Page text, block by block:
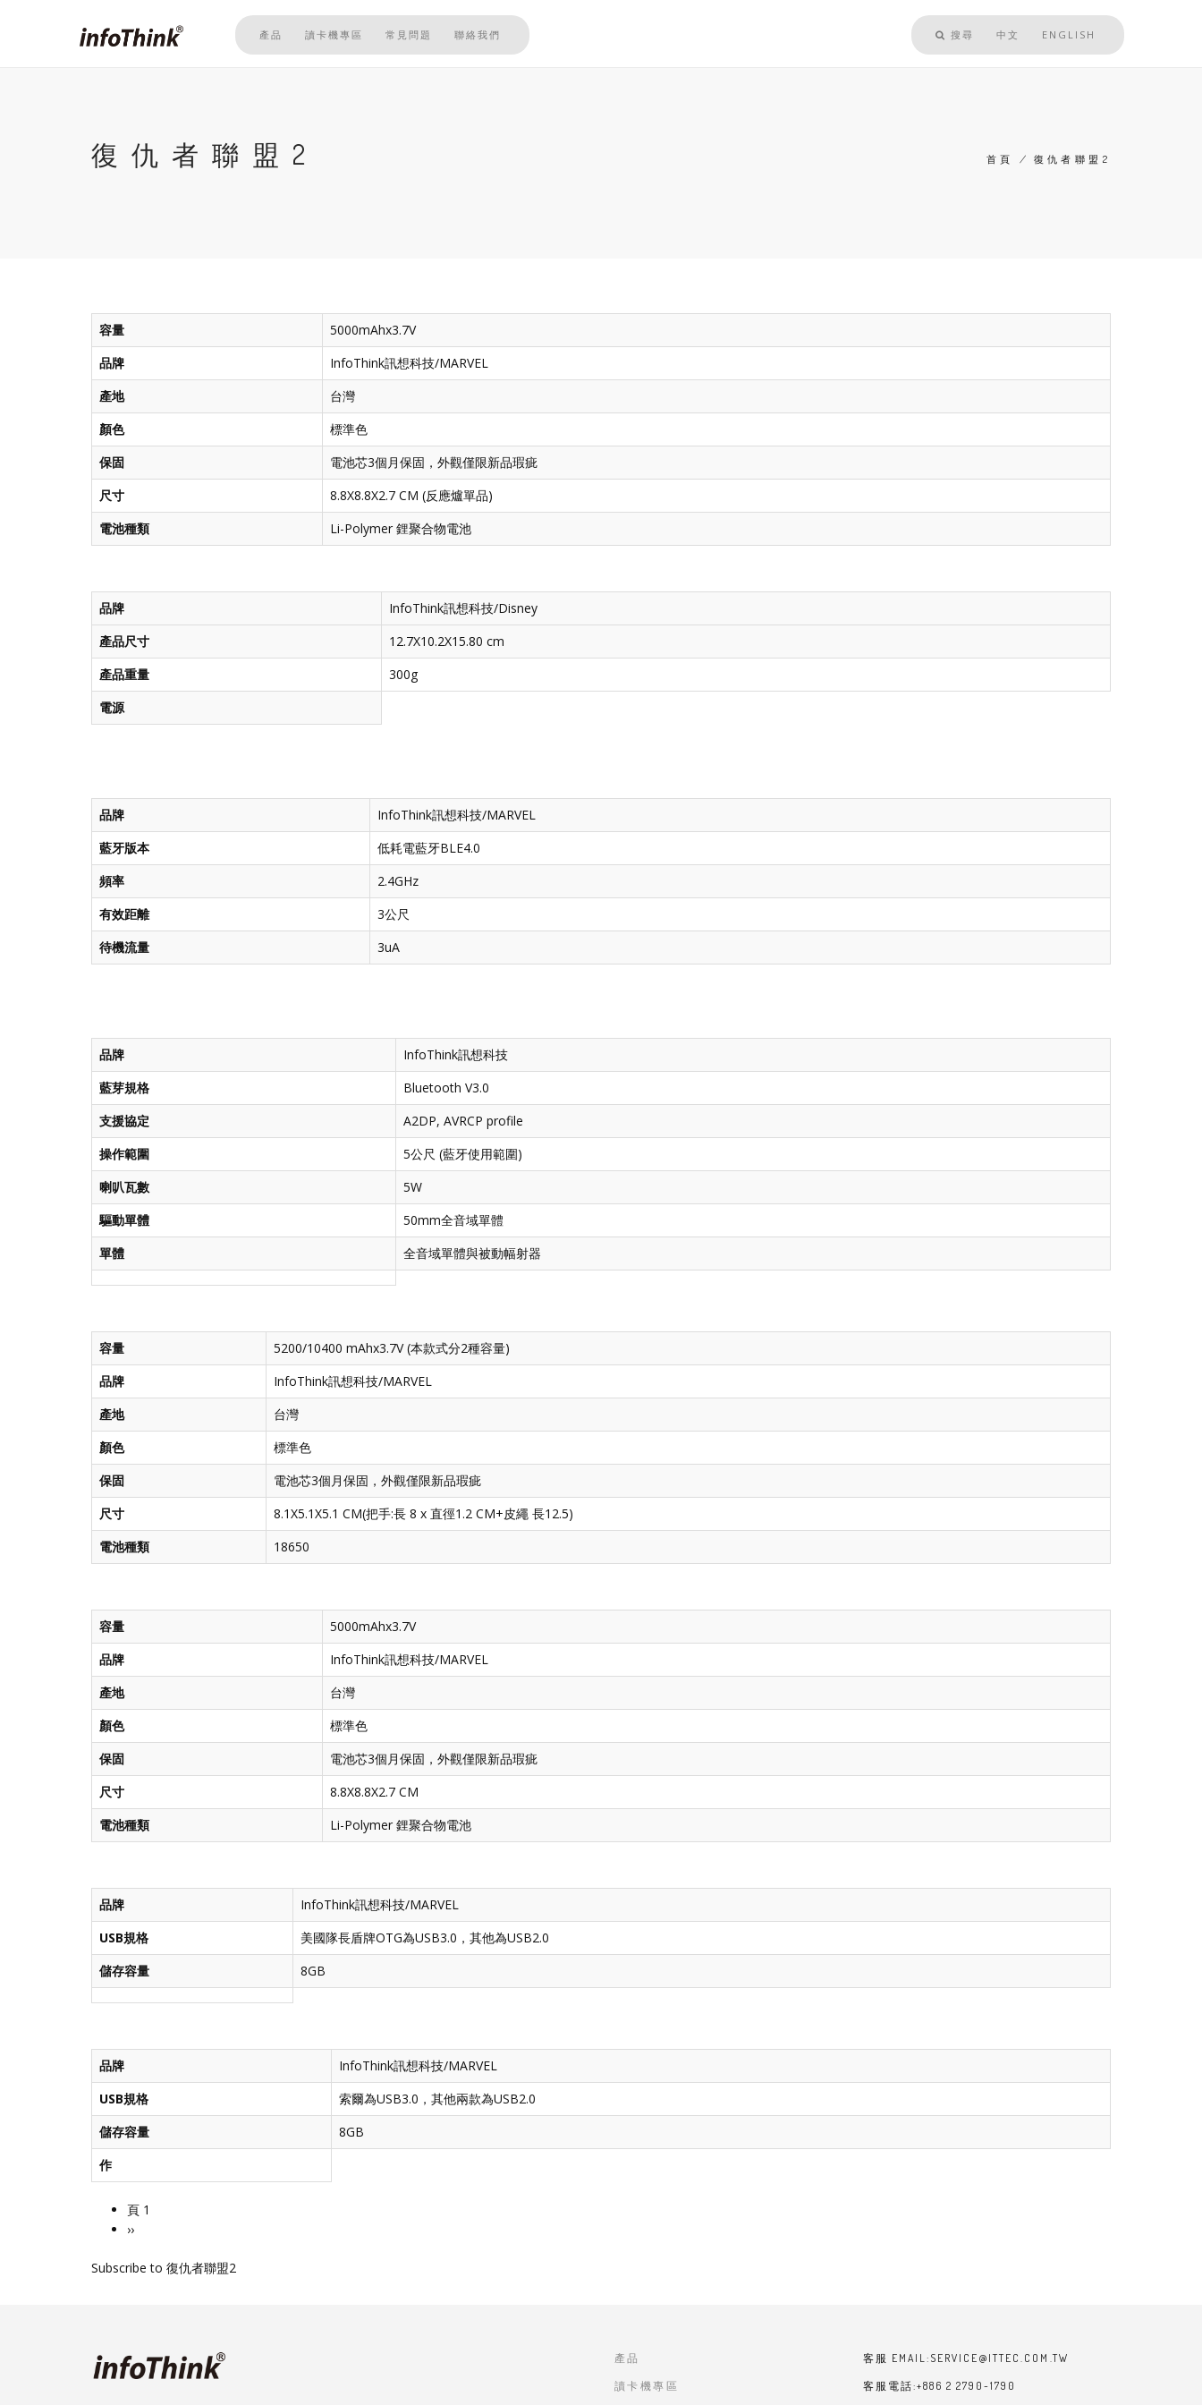
產品 讀卡機專區 常見問題 聯絡我們 搜尋 中文 ENGLISH
復仇者聯盟2 首頁 / 復仇者聯盟2
容量
5000mAhx3.7V
品牌
InfoThink訊想科技/MARVEL
產地
台灣
顏色
標準色
保固
電池芯3個月保固，外觀僅限新品瑕疵
尺寸
8.8X8.8X2.7 CM (反應爐單品)
電池種類
Li-Polymer 鋰聚合物電池
品牌
InfoThink訊想科技/Disney
產品尺寸
12.7X10.2X15.80 cm
產品重量
300g
電源
品牌
InfoThink訊想科技/MARVEL
藍牙版本
低耗電藍牙BLE4.0
頻率
2.4GHz
有效距離
3公尺
待機流量
3uA
品牌
InfoThink訊想科技
藍芽規格
Bluetooth V3.0
支援協定
A2DP, AVRCP profile
操作範圍
5公尺 (藍牙使用範圍)
喇叭瓦數
5W
驅動單體
50mm全音域單體
單體
全音域單體與被動幅射器
容量
5200/10400 mAhx3.7V (本款式分2種容量)
品牌
InfoThink訊想科技/MARVEL
產地
台灣
顏色
標準色
保固
電池芯3個月保固，外觀僅限新品瑕疵
尺寸
8.1X5.1X5.1 CM(把手:長 8 x 直徑1.2 CM+皮繩 長12.5)
電池種類
18650
容量
5000mAhx3.7V
品牌
InfoThink訊想科技/MARVEL
產地
台灣
顏色
標準色
保固
電池芯3個月保固，外觀僅限新品瑕疵
尺寸
8.8X8.8X2.7 CM
電池種類
Li-Polymer 鋰聚合物電池
品牌
InfoThink訊想科技/MARVEL
USB規格
美國隊長盾牌OTG為USB3.0，其他為USB2.0
儲存容量
8GB
品牌
InfoThink訊想科技/MARVEL
USB規格
索爾為USB3.0，其他兩款為USB2.0
儲存容量
8GB
作
Pagination
頁 1
下
頁
››
Subscribe to 復仇者聯盟2
產品
讀卡機專區
客服 EMAIL:SERVICE@ITTEC.COM.TW
客服電話:+886 2 2790-1790